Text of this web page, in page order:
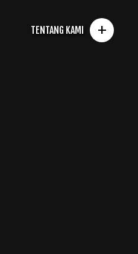
TENTANG KAMI +